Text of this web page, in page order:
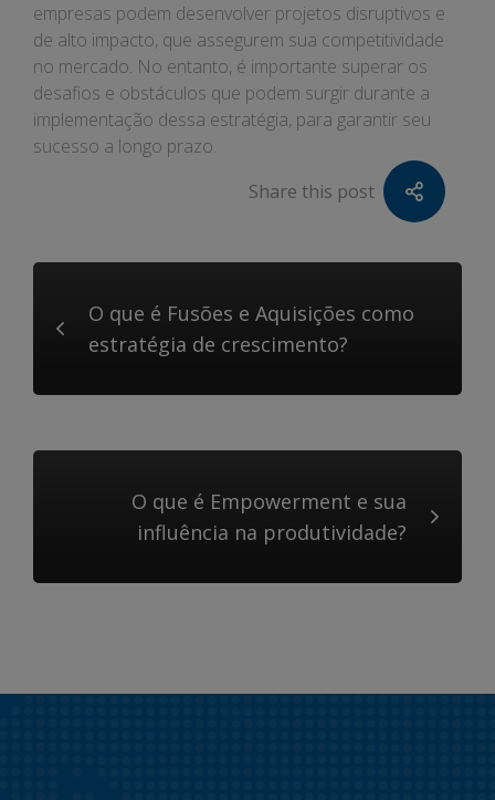
empresas podem desenvolver projetos disruptivos e
de alto impacto, que assegurem sua competitividade
no mercado. No entanto, é importante superar os
desafios e obstáculos que podem surgir durante a
implementação dessa estratégia, para garantir seu
sucesso a longo prazo.
Share this post
O que é Fusões e Aquisições como
estratégia de crescimento?
O que é Empowerment e sua
influência na produtividade?